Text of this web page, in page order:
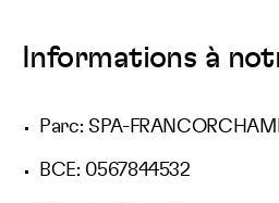
Informations à
Parc: SPA-
BCE: 0567844532